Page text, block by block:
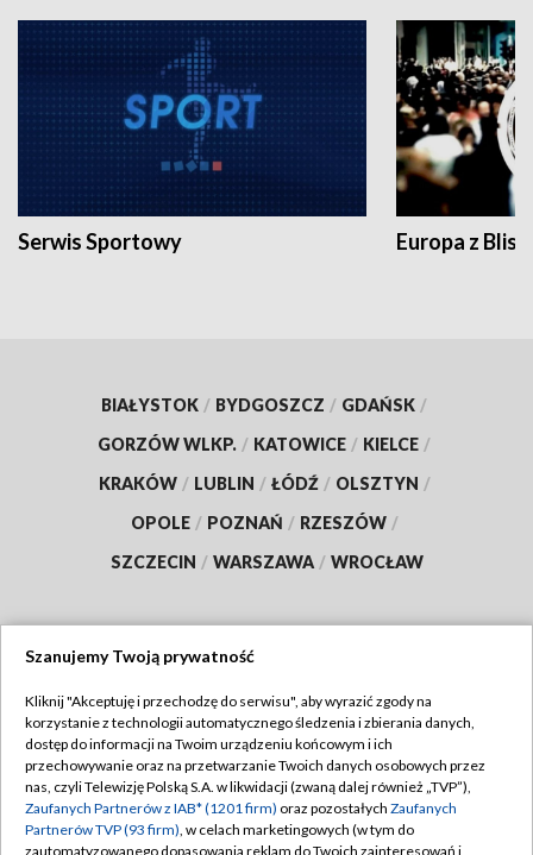
Serwis Sportowy Europa z
BIAŁYSTOK / BYDGOSZCZ / GDAŃSK /
GORZÓW WLKP. / KATOWICE / KIELCE /
KRAKÓW / LUBLIN / ŁÓDŹ / OLSZTYN /
OPOLE / POZNAŃ / RZESZÓW /
SZCZECIN / WARSZAWA / WROCŁAW
TVP
Abonament TVP
Emisja w TVP
Centrum informacji TVP
Regulamin TVP
Polityka prywatności
Moje zgody
Szanujemy Twoją prywatność
Kliknij "Akceptuję i przechodzę do serwisu", aby wyrazić zgody na
korzystanie z technologii automatycznego śledzenia i zbierania danych,
dostęp do informacji na Twoim urządzeniu końcowym i ich
przechowywanie oraz na przetwarzanie Twoich danych osobowych przez
nas, czyli Telewizję Polską S.A. w likwidacji (zwaną dalej również „TVP”),
Zaufanych Partnerów z IAB* (1201 firm) oraz pozostałych Zaufanych
Partnerów TVP (93 firm), w celach marketingowych (w tym do
zautomatyzowanego dopasowania reklam do Twoich zainteresowań i